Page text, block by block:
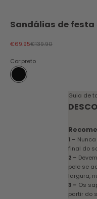
Sandálias de
Preço promocional
€69.95Preço normal
€139.90
Cor:preto
preto
Guia de
1 –
final do
2 –
pele se
largura,
3 – Os
partir do